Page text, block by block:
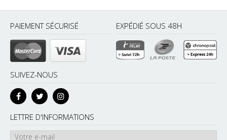
PAIEMENT SÉCURISÉ EXPÉDIÉ SOUS 48H
SUIVEZ-NOUS
LETTRE D'INFORMATIONS